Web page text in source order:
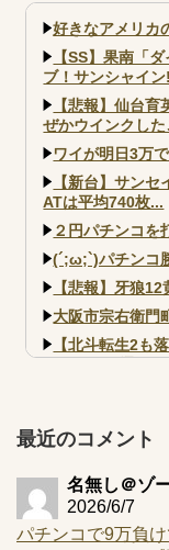
来！
好きなアメリカ
【SS】果南「
ブ！サンシャイ
【悲報】仙台
ぜかウインクした
ワイが明日3万
【新台】サン
ATは平均740枚...
２円パチンコを
(´;ω;`)パチン
【悲報】牙狼
大阪市宗右衛門
【北斗転生2も
アズールレーン
最近のコメント
名無し＠ゾ
2026/6/7
パチンコで9万負